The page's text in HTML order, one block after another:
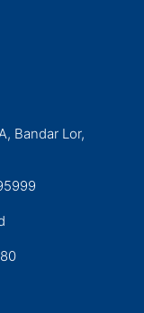
Bandar Lor,